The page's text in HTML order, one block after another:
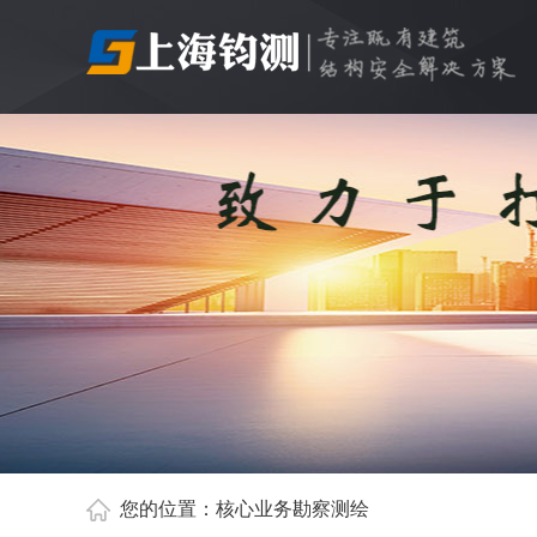
您的位置： 核心业务勘察测绘